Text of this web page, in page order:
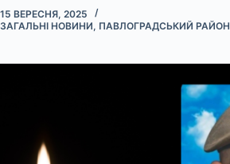
15 ВЕРЕСНЯ, 2025
ЗАГАЛЬНІ НОВИНИ, ПАВЛОГРАДСЬКИЙ РАЙОН